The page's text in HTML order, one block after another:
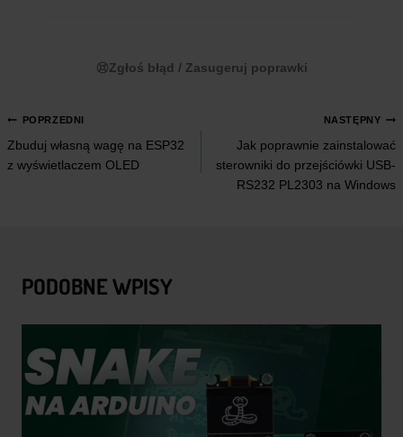
Zgłoś błąd / Zasugeruj poprawki
NAWIGACJA
WPISU
POPRZEDNI
Zbuduj własną wagę na ESP32
z wyświetlaczem OLED
NASTĘPNY
Jak poprawnie zainstalować
sterowniki do przejściówki USB-
RS232 PL2303 na Windows
PODOBNE WPISY